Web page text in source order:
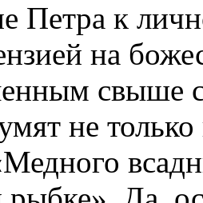
Петра к
на
свыше
не